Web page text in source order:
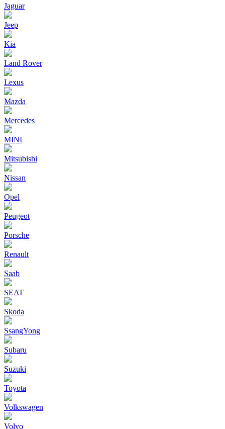
Jaguar
Jeep
Kia
Land Rover
Lexus
Mazda
Mercedes
MINI
Mitsubishi
Nissan
Opel
Peugeot
Porsche
Renault
Saab
SEAT
Skoda
SsangYong
Subaru
Suzuki
Toyota
Volkswagen
Volvo